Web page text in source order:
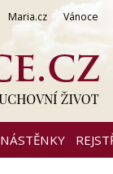
Maria.cz Vánoce